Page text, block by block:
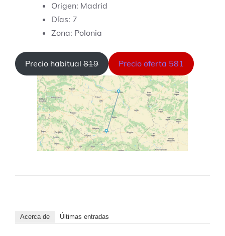
Origen: Madrid
Días: 7
Zona: Polonia
Precio habitual 819 Precio oferta 581
Acerca de Últimas entradas